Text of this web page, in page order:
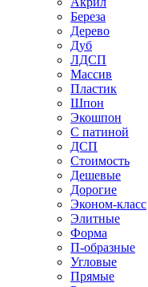
Береза
Дерево
Дуб
ЛДСП
Массив
Пластик
Шпон
Экошпон
С патиной
ДСП
Стоимость
Дешевые
Дорогие
Эконом-класс
Элитные
Форма
П-образные
Угловые
Прямые